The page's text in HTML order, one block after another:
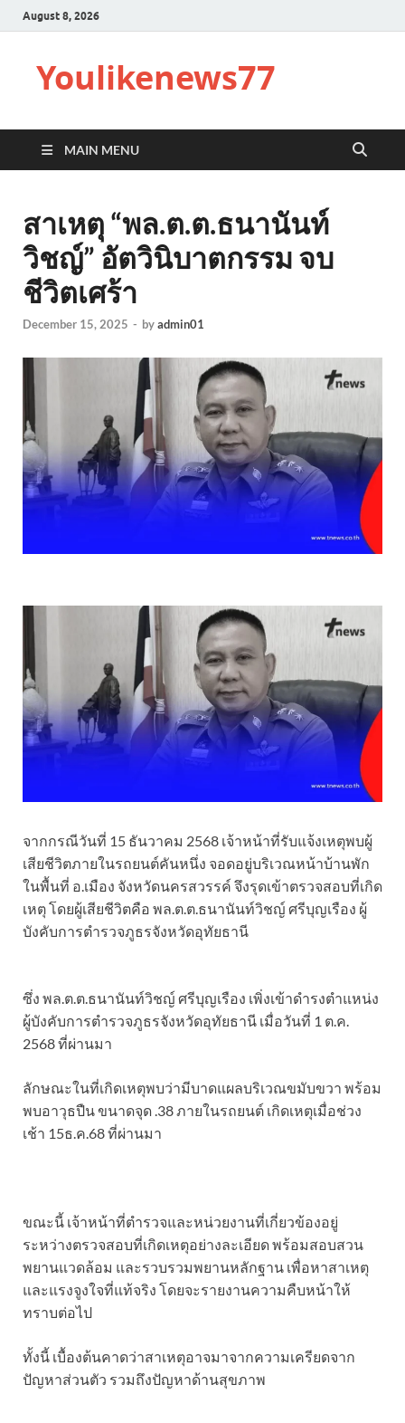
August 8, 2026
Youlikenews77
MAIN MENU
สาเหตุ “พล.ต.ต.ธนานันท์
วิชญ์” อัตวินิบาตกรรม จบ
ชีวิตเศร้า
December 15, 2025 - byadmin01
จากกรณีวันที่ 15 ธันวาคม 2568 เจ้าหน้าที่รับแจ้งเหตุพบผู้
เสียชีวิตภายในรถยนต์คันหนึ่ง จอดอยู่บริเวณหน้าบ้านพัก
ในพื้นที่ อ.เมือง จังหวัดนครสวรรค์ จึงรุดเข้าตรวจสอบที่เกิด
เหตุ โดยผู้เสียชีวิตคือ พล.ต.ต.ธนานันท์วิชญ์ ศรีบุญเรือง ผู้
บังคับการตำรวจภูธรจังหวัดอุทัยธานี
ซึ่ง พล.ต.ต.ธนานันท์วิชญ์ ศรีบุญเรือง เพิ่งเข้าดำรงตำแหน่ง
ผู้บังคับการตำรวจภูธรจังหวัดอุทัยธานี เมื่อวันที่ 1 ต.ค.
2568 ที่ผ่านมา
ลักษณะในที่เกิดเหตุพบว่ามีบาดแผลบริเวณขมับขวา พร้อม
พบอาวุธปืน ขนาดจุด .38 ภายในรถยนต์ เกิดเหตุเมื่อช่วง
เช้า 15ธ.ค.68 ที่ผ่านมา
ขณะนี้ เจ้าหน้าที่ตำรวจและหน่วยงานที่เกี่ยวข้องอยู่
ระหว่างตรวจสอบที่เกิดเหตุอย่างละเอียด พร้อมสอบสวน
พยานแวดล้อม และรวบรวมพยานหลักฐาน เพื่อหาสาเหตุ
และแรงจูงใจที่แท้จริง โดยจะรายงานความคืบหน้าให้
ทราบต่อไป
ทั้งนี้ เบื้องต้นคาดว่าสาเหตุอาจมาจากความเครียดจาก
ปัญหาส่วนตัว รวมถึงปัญหาด้านสุขภาพ